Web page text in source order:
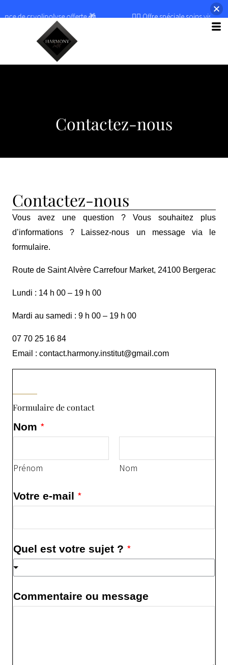
Contactez-nous
Contactez-nous
Vous avez une question ? Vous souhaitez plus
d’informations ? Laissez-nous un message via le
formulaire.
Route de Saint Alvère Carrefour Market, 24100 Bergerac
Lundi : 14 h 00 – 19 h 00
Mardi au samedi : 9 h 00 – 19 h 00
07 70 25 16 84
Email : contact.harmony.institut@gmail.com
Formulaire de contact
Nom *
Prénom Nom
Votre e-mail *
Quel est votre sujet ? *
Commentaire ou message
de cryolipolyse offerte 🎁 💆‍♀️ Offre spéciale soins visage ! 💆‍♀️